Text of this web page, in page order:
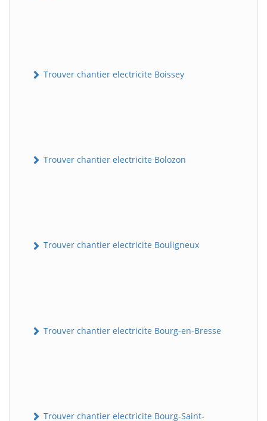
Trouver chantier electricite Boissey
Trouver chantier electricite Bolozon
Trouver chantier electricite Bouligneux
Trouver chantier electricite Bourg-en-Bresse
Trouver chantier electricite Bourg-Saint-